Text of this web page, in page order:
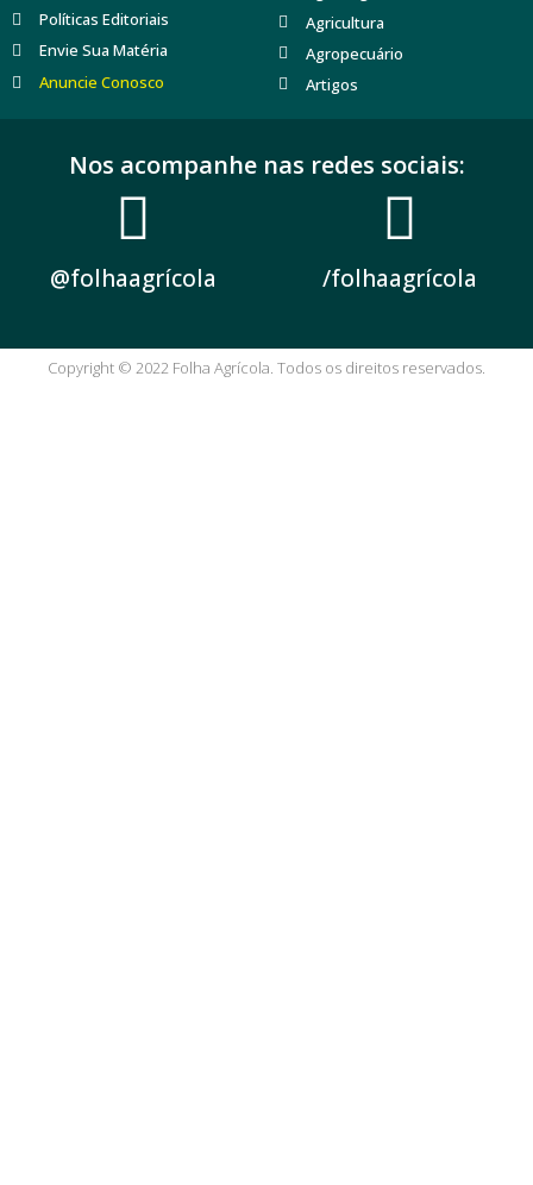
Políticas Editoriais
Envie Sua Matéria
Anuncie Conosco
Agricultura
Agropecuário
Artigos
Nos acompanhe nas redes sociais:
@folhaagrícola /folhaagrícola
Copyright © 2022 Folha Agrícola. Todos os direitos reservados.